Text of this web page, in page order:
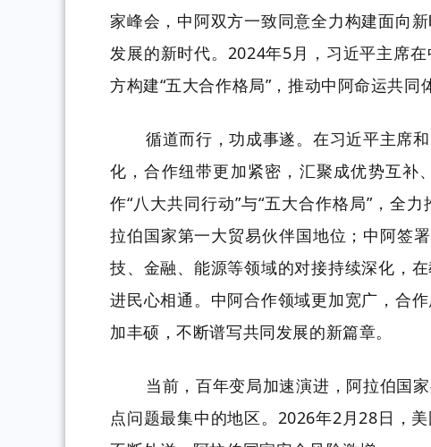
家峰会，中阿双方一致同意全力构建面向
发展的新时代。 2024年5月，习近平主席
方构建“五大合作格局”，推动中阿命运共同
循道而行，功成事遂。在习近平主席
化，合作纽带更加紧密，汇聚成优势互补
作“八大共同行动”与“五大合作格局”，全
拉伯国家第一大贸易伙伴国地位；中阿签
技、金融、能源等领域的对接持续深化，
进民心相通。中阿合作领域更加宽广，合
加丰硕，不断谱写共同发展的新篇章。
当前，百年变局加速演进，阿拉伯国
点问题最集中的地区。 2026年2月28日，